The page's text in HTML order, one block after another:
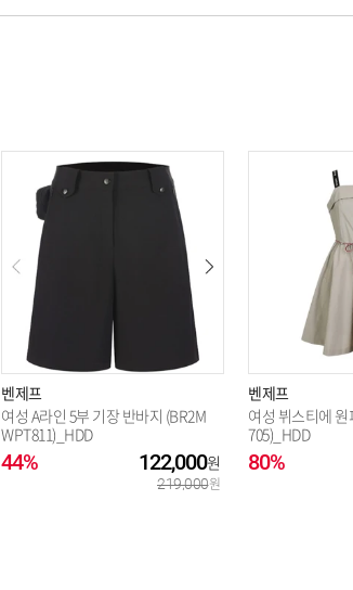
리빙
벤제프
여성 A라인 5부 기장 반바지 (BR2M
WPT811)_HDD
44% 122,000
219,000
벤제프
여성 뷔스티에
705)_HDD
80%